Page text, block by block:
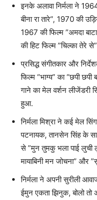
इनके अलावा निर्मला ने
बीना रा तारे”, 1970 की
1967 की फिल्म ”अमदा
की हिट फिल्म ”चिल्का तेरे
प्रसिद्ध संगीतकार और
फिल्म “भाग्य” का “छपी छपी
गाने का मेल वर्शन लीजेंडरी
हुआ.
निर्मला मिश्रा ने कई मेल
पटनायक, तानसेन सिंह के
से ”मुन तुमकु भला पाई लुची
मायाबिनी मन जोचना” और
निर्मला ने अपनी सुरीली
ईमुन एकता झिनुक, बोलो